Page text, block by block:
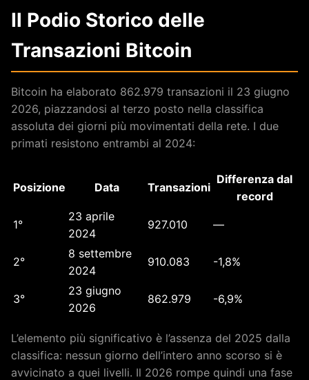
Il Podio Storico delle
Transazioni Bitcoin
Bitcoin ha elaborato 862.979 transazioni il 23 giugno
2026, piazzandosi al terzo posto nella classifica
assoluta dei giorni più movimentati della rete. I due
primati resistono entrambi al 2024:
Posizione Data Transazioni
Differenza dal
record
1°
23 aprile
2024
927.010 —
2°
8 settembre
2024
910.083 -1,8%
3°
23 giugno
2026
862.979 -6,9%
L’elemento più significativo è l’assenza del 2025 dalla
classifica: nessun giorno dell’intero anno scorso si è
avvicinato a quei livelli. Il 2026 rompe quindi una fase